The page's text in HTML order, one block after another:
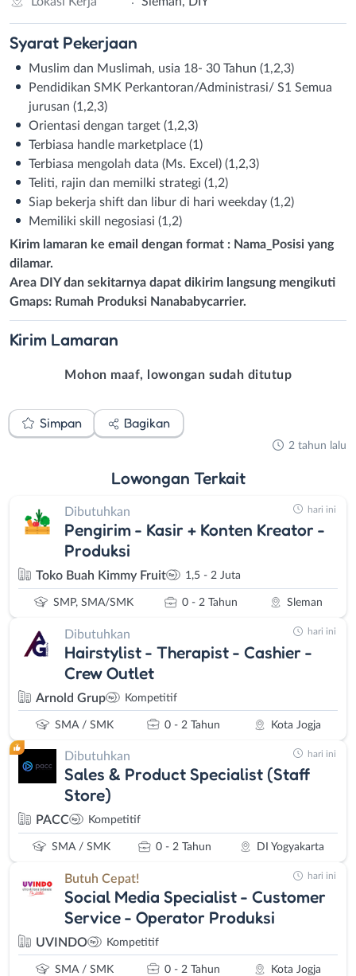
Syarat Pekerjaan
Muslim dan Muslimah, usia 18- 30 Tahun (1,2,3)
Pendidikan SMK Perkantoran/Administrasi/ S1 Semua
jurusan (1,2,3)
Orientasi dengan target (1,2,3)
Terbiasa handle marketplace (1)
Terbiasa mengolah data (Ms. Excel) (1,2,3)
Teliti, rajin dan memilki strategi (1,2)
Siap bekerja shift dan libur di hari weekday (1,2)
Memiliki skill negosiasi (1,2)
Kirim lamaran ke email dengan format : Nama_Posisi yang
dilamar.
Area DIY dan sekitarnya dapat dikirim langsung mengikuti
Gmaps: Rumah Produksi Nanababycarrier.
Kirim Lamaran
Mohon maaf, lowongan sudah ditutup
Simpan Bagikan
2 tahun lalu
Lowongan Terkait
Dibutuhkan
Pengirim - Kasir + Konten Kreator -
Produksi
Toko Buah Kimmy Fruit 1,5 - 2 Juta
SMP, SMA/SMK 0 - 2 Tahun Sleman
hari ini
Dibutuhkan
Hairstylist - Therapist - Cashier -
Crew Outlet
Arnold Grup Kompetitif
SMA / SMK 0 - 2 Tahun Kota Jogja
hari ini
Dibutuhkan
Sales & Product Specialist (Staff
Store)
PACC Kompetitif
SMA / SMK 0 - 2 Tahun DI Yogyakarta
hari ini
Butuh Cepat!
Social Media Specialist - Customer
Service - Operator Produksi
UVINDO Kompetitif
SMA / SMK 0 - 2 Tahun Kota Jogja
hari ini